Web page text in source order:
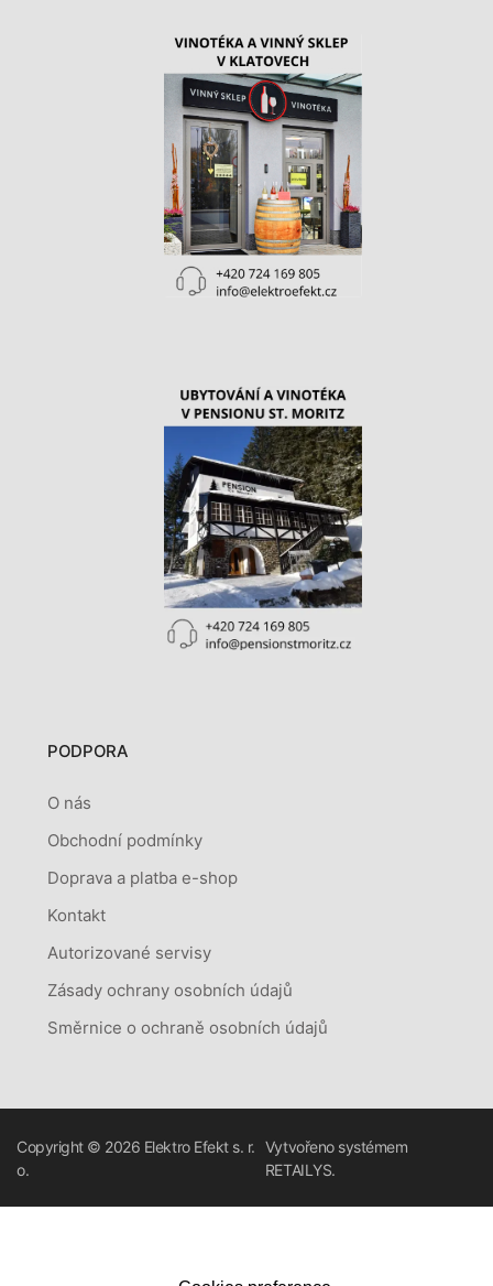
PODPORA
O nás
Obchodní podmínky
Doprava a platba e-shop
Kontakt
Autorizované servisy
Zásady ochrany osobních údajů
Směrnice o ochraně osobních údajů
Copyright © 2026 Elektro Efekt s. r.
o.
Vytvořeno systémem
RETAILYS.